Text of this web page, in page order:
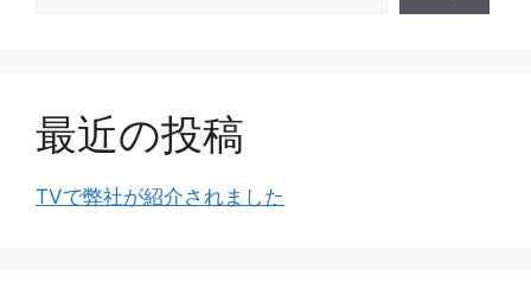
最近の投稿
TVで弊社が紹介されました